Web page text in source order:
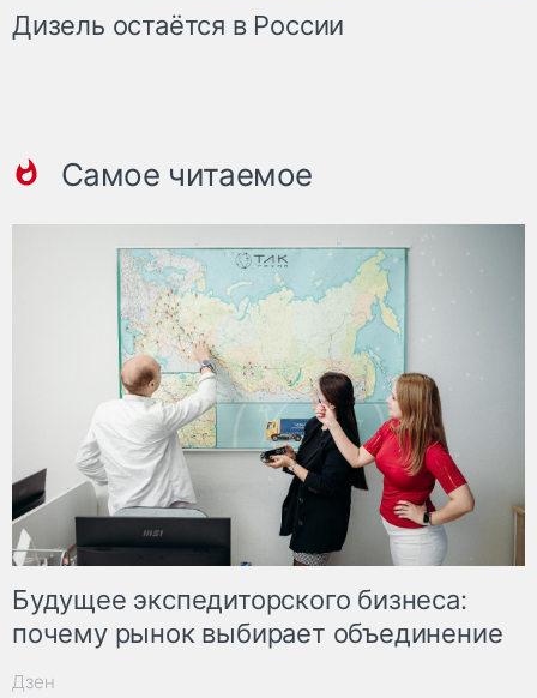
Дизель остаётся в России
Самое читаемое
Будущее экспедиторского бизнеса:
почему рынок выбирает объединение
Дзен